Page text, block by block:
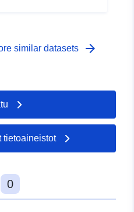
similar datasets arrow_forward
tietoaineistot
0